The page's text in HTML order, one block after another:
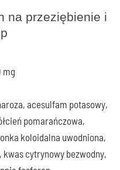
na przeziębienie i
mg
acesulfam potasowy,
pomarańczowa,
koloidalna uwodniona,
cytrynowy bezwodny,